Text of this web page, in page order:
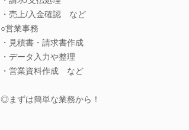
・売上/入金確認 など
○営業事務
・見積書・請求書作成
・データ入力や整理
・営業資料作成 など
◎まずは簡単な業務から！